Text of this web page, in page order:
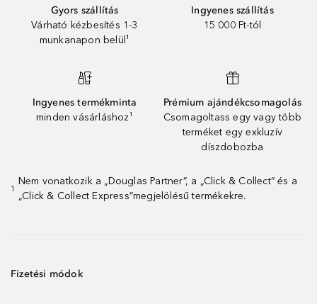
Gyors szállítás
Várható kézbesítés 1-3
munkanapon belül¹
Ingyenes szállítás
15 000 Ft-tól
Ingyenes termékminta
minden vásárláshoz¹
Prémium ajándékcsomagolás
Csomagoltass egy vagy több
terméket egy exkluzív
díszdobozba
1
Nem vonatkozik a „Douglas Partner”, a „Click & Collect” és a
„Click & Collect Express”megjelölésű termékekre.
Fizetési módok